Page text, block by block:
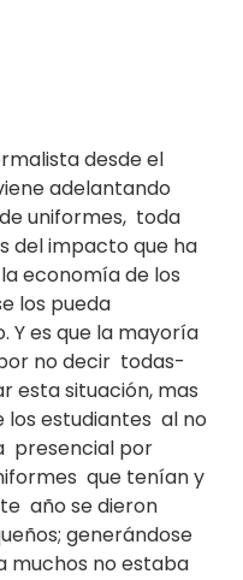
desde el
adelantando
uniformes, toda
del impacto que ha
economía de los
los pueda
es que la mayoría
no decir todas-
esta situación, mas
los estudiantes al no
presencial por
que tenían y
año se dieron
generándose
muchos no estaba